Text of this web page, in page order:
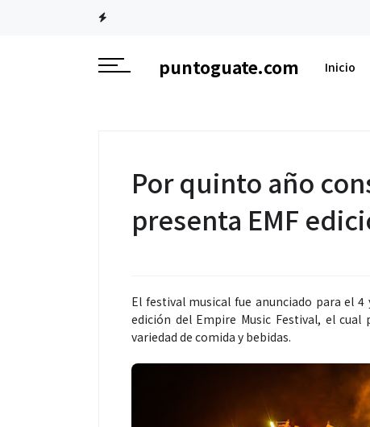
puntoguate.com Inicio
Por quinto año
presenta EMF
El festival musical fue anunciado para el
edición del Empire Music Festival, el
variedad de comida y bebidas.